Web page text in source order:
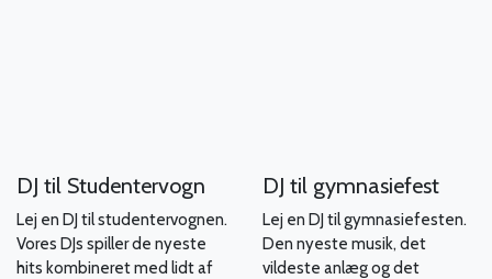
DJ til Studentervogn
Lej en DJ til studentervognen.
Vores DJs spiller de nyeste
hits kombineret med lidt af
DJ til gymnasiefest
Lej en DJ til gymnasiefesten.
Den nyeste musik, det
vildeste anlæg og det